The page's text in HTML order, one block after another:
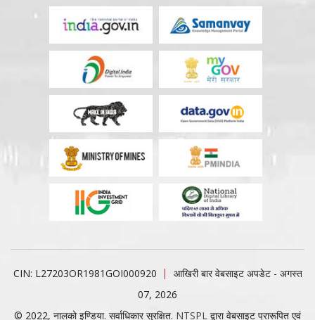
CIN: L27203OR1981GOI000920
आखिरी बार वेबसाइट अपडेट - अगस्त
07, 2026
© 2022, नालको इण्डिया. सर्वाधिकार सुरक्षित. NTSPL द्वारा वेबसाइट प्रारूपित एवं